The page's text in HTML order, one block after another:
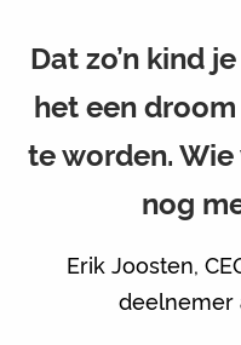
Dat zo’n kind
het een
te worden.
nog
Erik Joosten,
deelnemer